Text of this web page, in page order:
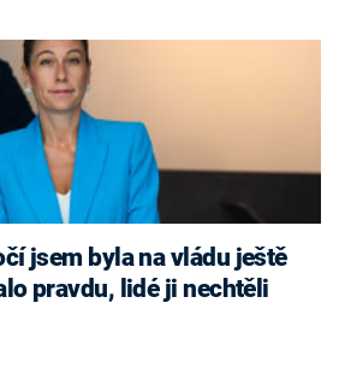
jsem byla na vládu ještě
pravdu, lidé ji nechtěli